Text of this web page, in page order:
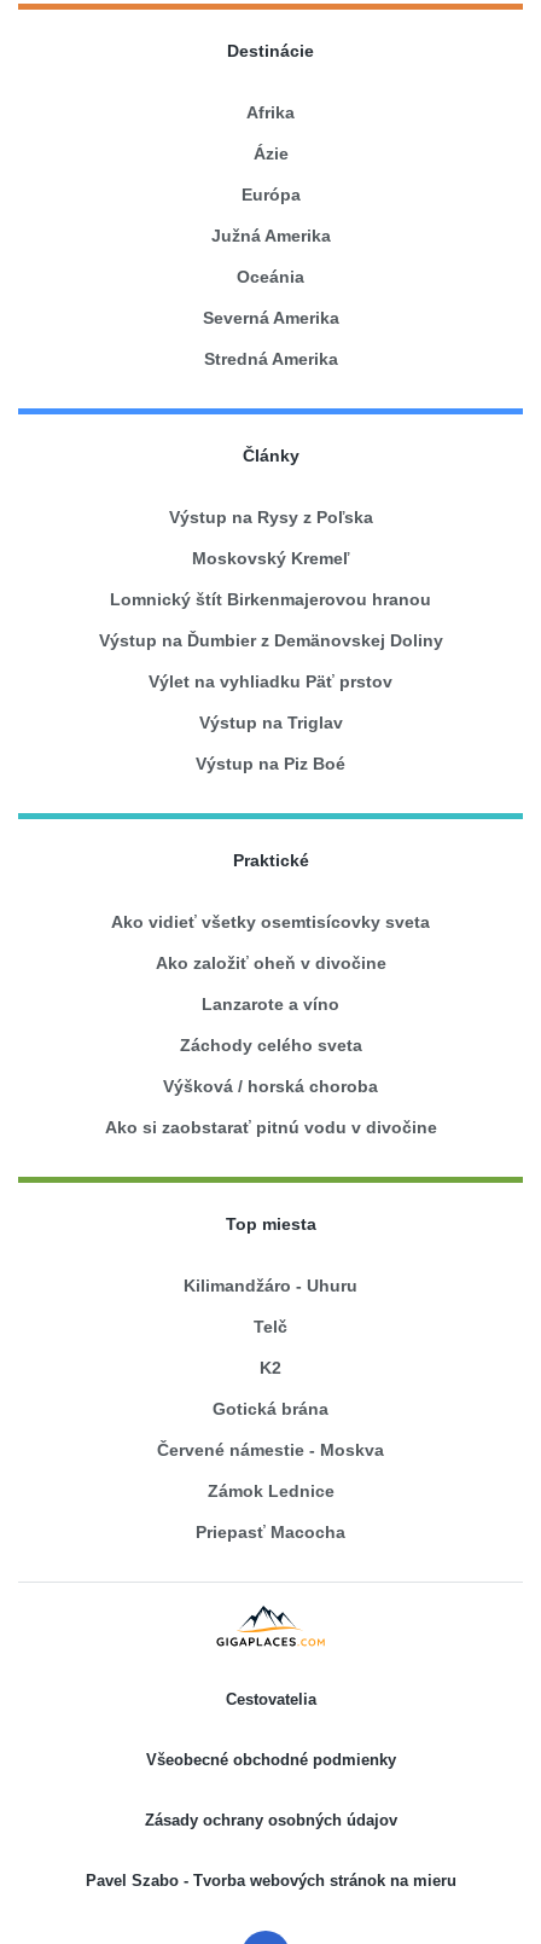
Destinácie
Afrika
Ázie
Európa
Južná Amerika
Oceánia
Severná Amerika
Stredná Amerika
Články
Výstup na Rysy z Poľska
Moskovský Kremeľ
Lomnický štít Birkenmajerovou hranou
Výstup na Ďumbier z Demänovskej Doliny
Výlet na vyhliadku Päť prstov
Výstup na Triglav
Výstup na Piz Boé
Praktické
Ako vidieť všetky osemtisícovky sveta
Ako založiť oheň v divočine
Lanzarote a víno
Záchody celého sveta
Výšková / horská choroba
Ako si zaobstarať pitnú vodu v divočine
Top miesta
Kilimandžáro - Uhuru
Telč
K2
Gotická brána
Červené námestie - Moskva
Zámok Lednice
Priepasť Macocha
Cestovatelia
Všeobecné obchodné podmienky
Zásady ochrany osobných údajov
Pavel Szabo - Tvorba webových stránok na mieru